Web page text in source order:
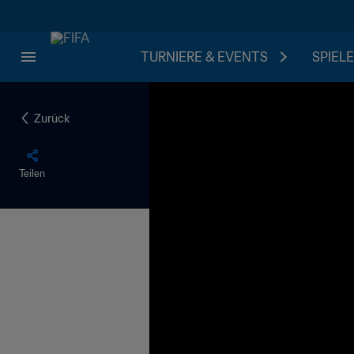
TURNIERE & EVENTS
Zurück
Teilen